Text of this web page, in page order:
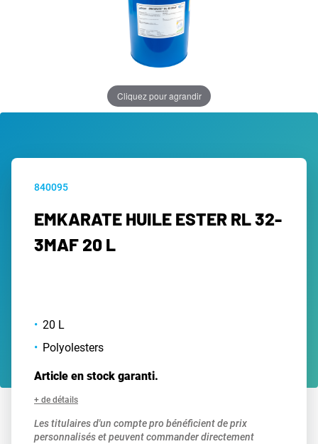
Cliquez pour agrandir
840095
EMKARATE HUILE ESTER RL 32-
3MAF 20 L
20 L
Polyolesters
Article en stock garanti.
+ de détails
Les titulaires d'un compte pro bénéficient de prix
personnalisés et peuvent commander directement